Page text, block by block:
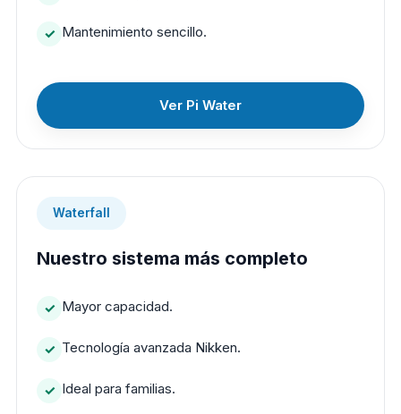
Mantenimiento sencillo.
Ver Pi Water
Waterfall
Nuestro sistema más completo
Mayor capacidad.
Tecnología avanzada Nikken.
Ideal para familias.